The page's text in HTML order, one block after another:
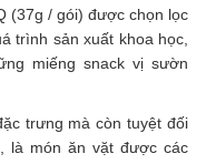
(37g / gói) được chọn lọc
trình sản xuất khoa học,
miếng snack vị sườn
trưng mà còn tuyệt đối
là món ăn vặt được các